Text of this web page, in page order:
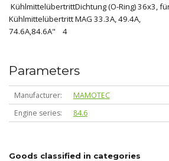
KühlmittelübertrittDichtung (O-Ring) 36x3,
Kühlmittelübertritt MAG 33.3A, 49.4A,
74.6A,84.6A" 4
Parameters
Manufacturer
MAMOTEC
Engine series
84.6
Goods classified in categories